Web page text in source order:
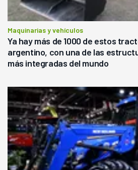
Maquinarias y vehículos
Ya hay más de 1000 de estos
argentino, con una de las
más integradas del mundo